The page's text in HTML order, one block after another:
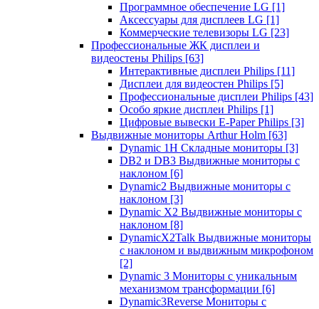
Программное обеспечение LG [1]
Аксессуары для дисплеев LG [1]
Коммерческие телевизоры LG [23]
Профессиональные ЖК дисплеи и
видеостены Philips [63]
Интерактивные дисплеи Philips [11]
Дисплеи для видеостен Philips [5]
Профессиональные дисплеи Philips [43]
Особо яркие дисплеи Philips [1]
Цифровые вывески E-Paper Philips [3]
Выдвижные мониторы Arthur Holm [63]
Dynamic 1Н Складные мониторы [3]
DB2 и DB3 Выдвижные мониторы с
наклоном [6]
Dynamic2 Выдвижные мониторы с
наклоном [3]
Dynamic X2 Выдвижные мониторы с
наклоном [8]
DynamicX2Talk Выдвижные мониторы
с наклоном и выдвижным микрофоном
[2]
Dynamic 3 Мониторы с уникальным
механизмом трансформации [6]
Dynamic3Reverse Мониторы с